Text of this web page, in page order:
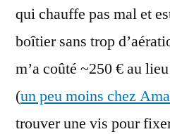
qui chauffe pas mal et
boîtier sans trop
m’a coûté ~250 € au
(un peu moins chez
trouver une vis pour